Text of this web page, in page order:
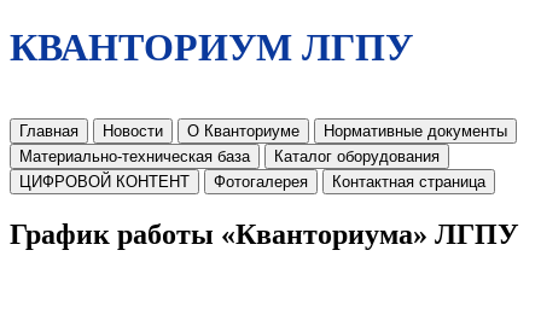
КВАНТОРИУМ ЛГПУ
Главная Новости О Кванториуме
Нормативные документы
Материально-техническая база
Каталог оборудования
ЦИФРОВОЙ КОНТЕНТ
Фотогалерея Контактная страница
График работы «Кванториума» ЛГПУ